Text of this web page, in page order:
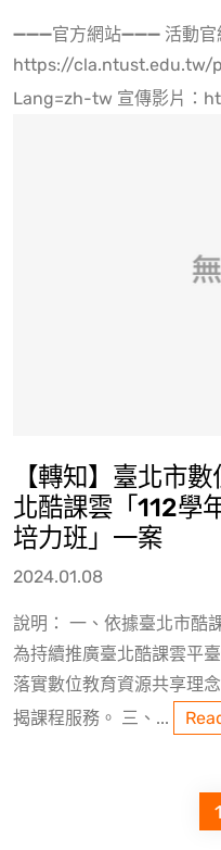
➖➖➖官方網站➖➖➖ 活動官
https://cla.ntust.edu.tw/
Lang=zh-tw 宣傳影片：
【轉知】臺北市
北酷課雲「112學
培力班」一案
2024.01.08
說明： 一、依據臺北市酷
為持續推廣臺北酷課雲平
落實數位教育資源共享理
揭課程服務。 三、...
1